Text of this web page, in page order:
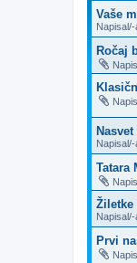
Vaše
Napisal/-
Ročaj
Napisal/-
Tatara
Žiletke
Napisal/-
Prvi